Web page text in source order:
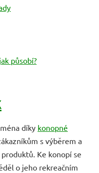
působí?
díky konopné
s výběrem a
Ke konopí se
o jeho rekreačním